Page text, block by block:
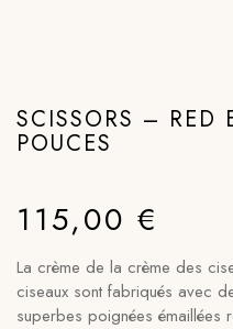
SCISSORS – RED
POUCES
115,00 €
La crème de la crème des
ciseaux sont fabriqués avec
superbes poignées émaillées